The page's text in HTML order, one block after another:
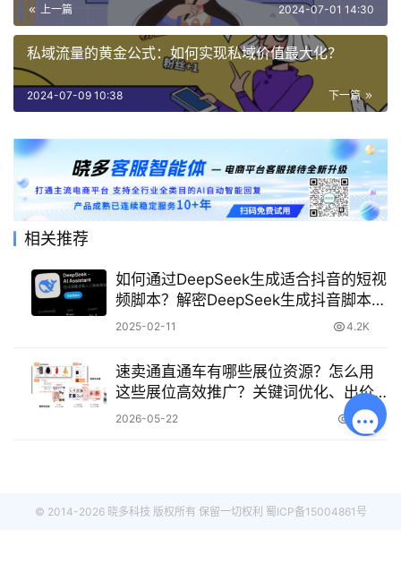
上一篇 2024-07-01 14:30
私域流量的黄金公式：如何实现私域价值最大化？
下一篇
2024-07-09 10:38
相关推荐
如何通过DeepSeek生成适合抖音的短视
频脚本？解密DeepSeek生成抖音脚本的
步骤！
2025-02-11 4.2K
速卖通直通车有哪些展位资源？怎么用
这些展位高效推广？关键词优化、出价
策略、数据分析三步提升曝光转化！
2026-05-22 147
© 2014-2026 晓多科技 版权所有 保留一切权利 蜀ICP备15004861号